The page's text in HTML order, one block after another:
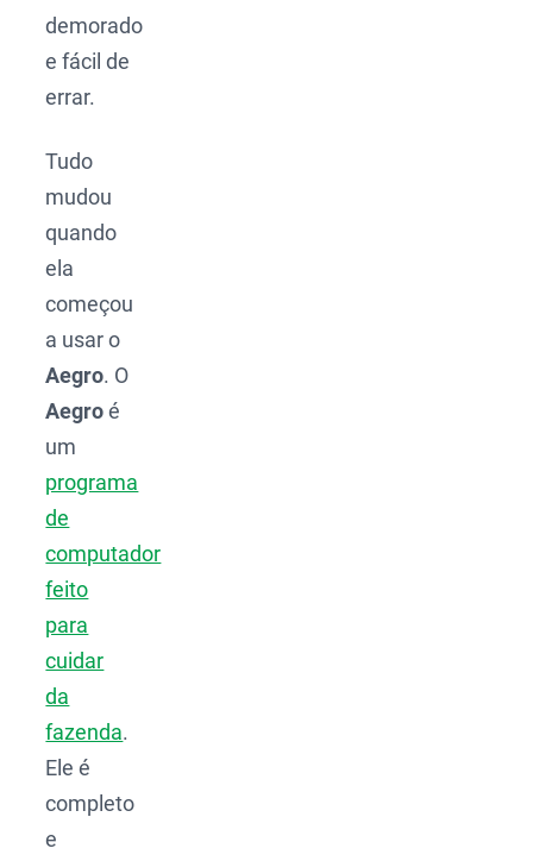
demorado
e fácil de
errar.
Tudo
mudou
quando
ela
começou
a usar o
Aegro. O
Aegroé
um
programa
de
computador
feito
para
cuidar
da
fazenda.
Ele é
completo
e